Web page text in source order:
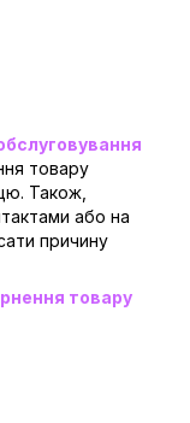
товару
Також,
або на
причину
товару